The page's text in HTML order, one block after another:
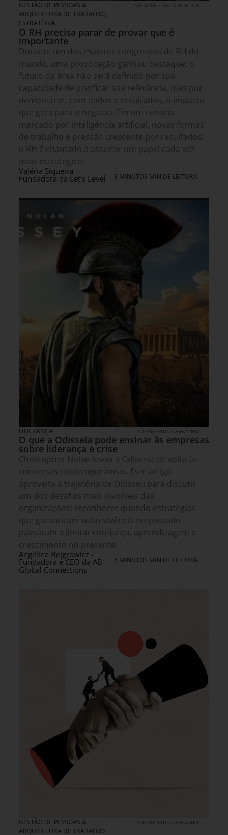
GESTÃO DE PESSOAS &
ARQUITETURA DE TRABALHO,
ESTRATÉGIA
4 DE AGOSTO DE 2026 DE 2026
O RH precisa parar de provar que é
importante
Durante um dos maiores congressos de RH do
mundo, uma provocação ganhou destaque: o
futuro da área não será definido por sua
capacidade de justificar sua relevância, mas por
demonstrar, com dados e resultados, o impacto
que gera para o negócio. Em um cenário
marcado por inteligência artificial, novas formas
de trabalho e pressão crescente por resultados,
o RH é chamado a assumir um papel cada vez
mais estratégico.
Valéria Siqueira -
Fundadora da Let’s Level 3 MINUTOS MIN DE LEITURA
LIDERANÇA 3 DE AGOSTO DE 2026 14H00
O que a Odisseia pode ensinar às empresas
sobre liderança e crise
Christopher Nolan levou a Odisseia de volta às
conversas contemporâneas. Este artigo
aproveita a trajetória de Odisseu para discutir
um dos desafios mais invisíveis das
organizações: reconhecer quando estratégias
que garantiram sobrevivência no passado
passaram a limitar confiança, aprendizagem e
crescimento no presente.
Angelina Bejgrowicz -
Fundadora e CEO da AB-
Global Connections
6 MINUTOS MIN DE LEITURA
GESTÃO DE PESSOAS &
ARQUITETURA DE TRABALHO
3 DE AGOSTO DE 2026 08H00